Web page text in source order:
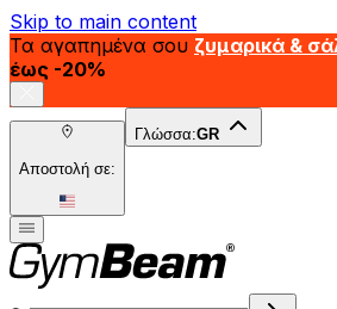
Skip to main content
Τα αγαπημένα σου ζυμαρικά &
έως -20%
Αποστολή σε:
Γλώσσα:GR